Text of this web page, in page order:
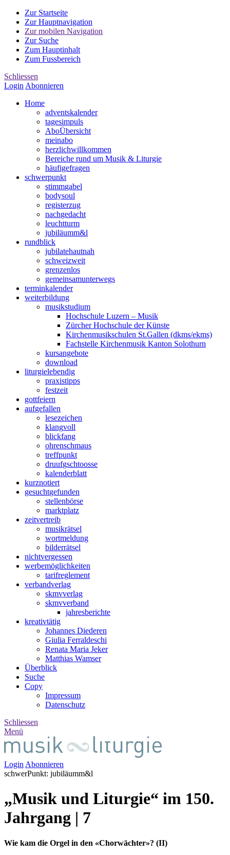
Zur Startseite
Zur Hauptnavigation
Zur mobilen Navigation
Zur Suche
Zum Hauptinhalt
Zum Fussbereich
Schliessen
Login Abonnieren
Home
adventskalender
tagesimpuls
AboÜbersicht
meinabo
herzlichwillkommen
Bereiche rund um Musik & Liturgie
häufigefragen
schwerpunkt
stimmgabel
bodysoul
registerzug
nachgedacht
leuchtturm
jubiläumm&l
rundblick
jubilatehautnah
schweizweit
grenzenlos
gemeinsamunterwegs
terminkalender
weiterbildung
musikstudium
Hochschule Luzern – Musik
Zürcher Hochschule der Künste
Kirchenmusikschulen St.Gallen (dkms/ekms)
Fachstelle Kirchenmusik Kanton Solothurn
kursangebote
download
liturgielebendig
praxistipps
festzeit
gottfeiern
aufgefallen
lesezeichen
klangvoll
blickfang
ohrenschmaus
treffpunkt
druufgschtoosse
kalenderblatt
kurznotiert
gesuchtgefunden
stellenbörse
marktplatz
zeitvertreib
musikrätsel
wortmeldung
bilderrätsel
nichtvergessen
werbemöglichkeiten
tarifreglement
verbandverlag
skmvverlag
skmvverband
jahresberichte
kreativtätig
Johannes Diederen
Giulia Ferraldeschi
Renata Maria Jeker
Matthias Wamser
Überblick
Suche
Copy
Impressum
Datenschutz
Schliessen
Menü
Login Abonnieren
schwerPunkt: jubiläumm&l
„Musik und Liturgie“ im 150.
Jahrgang | 7
Wie kam die Orgel in den «Chorwächter»? (II)